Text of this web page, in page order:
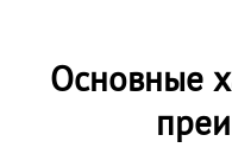
Основные